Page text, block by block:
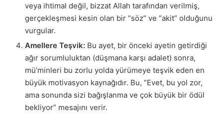
veya ihtimal değil, bizzat Allah tarafından verilmiş,
gerçekleşmesi kesin olan bir “söz” ve “akit” olduğunu
vurgular.
Amellere Teşvik: Bu ayet, bir önceki ayetin getirdiği
ağır sorumluluktan (düşmana karşı adalet) sonra,
mü’minleri bu zorlu yolda yürümeye teşvik eden en
büyük motivasyon kaynağıdır. Bu, “Evet, bu yol zor,
ama sonunda sizi bağışlanma ve çok büyük bir ödül
bekliyor” mesajını verir.